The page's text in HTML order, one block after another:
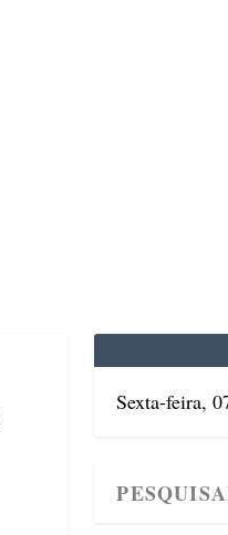
Sexta-feira,